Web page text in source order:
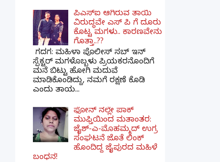
ಪಿಎಸ್​ಐ ಆಗಿರುವ ತಾಯಿ
ವಿರುದ್ಧವೇ ಎಸ್ ಪಿ ಗೆ ದೂರು
ಕೊಟ್ಟ ಮಗಳು.. ಕಾರಣವೇನು
ಗೊತ್ತಾ..??
ಗದಗ​: ಮಹಿಳಾ ಪೊಲೀಸ್​ ಸಬ್ ​ಇನ್​
ಸ್ಪೆಕ್ಟರ್​ ಮಗಳೊಬ್ಬಳು ಪ್ರಿಯಕರನೊಂದಿಗೆ
ಮನೆ ಬಿಟ್ಟು ಹೋಗಿ ಮದುವೆ
ಮಾಡಿಕೊಂಡಿದ್ದು, ನಮಗೆ ರಕ್ಷಣೆ ಕೊಡಿ
ಎಂದು ತಾಯ...
ಫೋನ್ ನಲ್ಲೇ ಪಾಕ್
ಮುಫ್ತಿಯಿಂದ ಮತಾಂತರ:
ಜೈಶ್-ಎ-ಮೊಹಮ್ಮದ್ ಉಗ್ರ
ಸಂಘಟನೆ ಜೊತೆ ಲಿಂಕ್
ಹೊಂದಿದ್ದ ಜೈಪುರದ ಮಹಿಳೆ
ಬಂಧನ!